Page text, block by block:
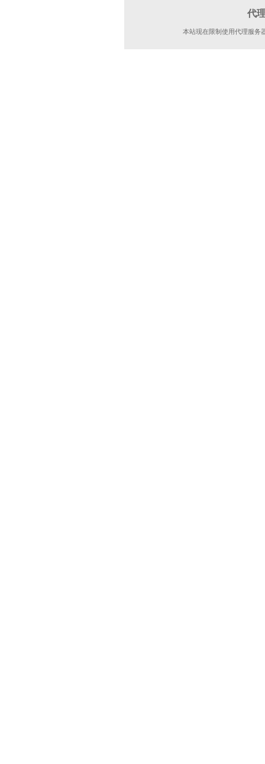
代
本站现在限制使用代理服务